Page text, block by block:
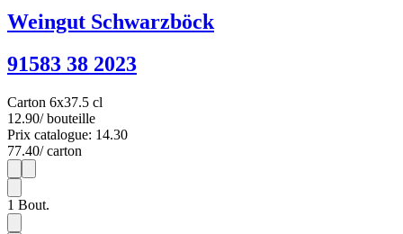
Weingut Schwarzböck
91583 38 2023
Carton 6x37.5 cl
12.90/ bouteille
Prix catalogue: 14.30
77.40/ carton
1
1 Bout.